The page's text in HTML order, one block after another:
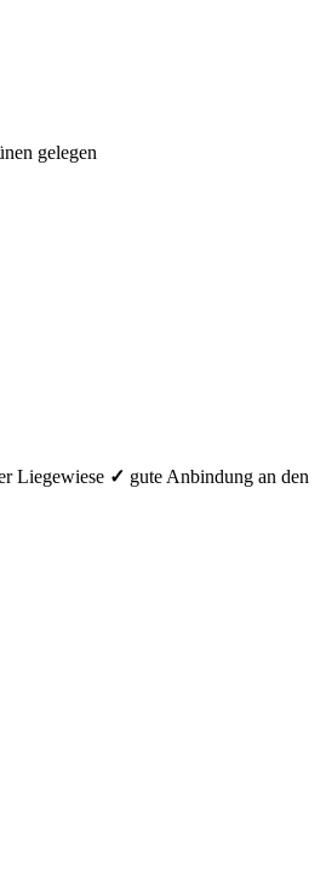
gelegen
Liegewiese ✓ gute Anbindung an den